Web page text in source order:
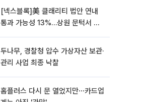
[넥스블록]美 클래리티 법안 연내
통과 가능성 13%…상원 문턱서 제
두나무, 경찰청 압수 가상자산 보관·
관리 사업 최종 낙찰
홈플러스 다시 문 열었지만⋯카드업